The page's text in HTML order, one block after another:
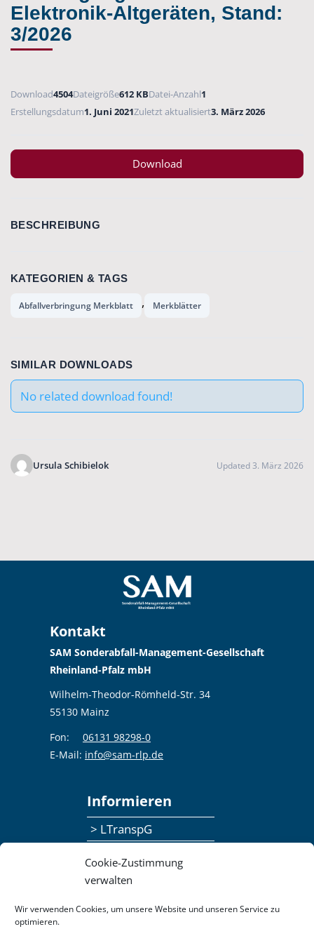
Cookie-Zustimmung
verwalten
Wir verwenden Cookies, um unsere Website und unseren Service zu
optimieren.
Elektronik-Altgeräten, Stand:
3/2026
Download4504Dateigröße612 KBDatei-Anzahl1
Erstellungsdatum1. Juni 2021Zuletzt aktualisiert3. März 2026
Download
BESCHREIBUNG
KATEGORIEN & TAGS
Abfallverbringung Merkblatt , Merkblätter
SIMILAR DOWNLOADS
No related download found!
Ursula Schibielok Updated 3. März 2026
Kontakt
SAM Sonderabfall-Management-Gesellschaft
Rheinland-Pfalz mbH
Wilhelm-Theodor-Römheld-Str. 34
55130 Mainz
Fon:
06131 98298-0
E-Mail: info@sam-rlp.de
Informieren
> LTranspG
> Publikationen